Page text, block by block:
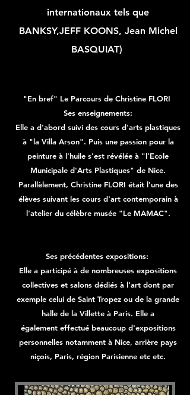
internationaux tels que
BANKSY,JEFF KOONS, Jean Michel
BASQUIAT)
"En bref" Le Parcours de Christine FLORI
Ses enseignements:
Elle a d'abord suivi des cours d'arts plastiques
à "la Villa Arson". Puis une passion pour la
peinture à l'huile s'est révélée à "l'Ecole
Municipale d'Arts Plastiques" de Nice.
Parallèlement, Christine FLORI était l'une des
élèves suivant les cours d'art contemporain à
l'atelierdu célèbre musée "Le MAMAC".
Ses précédentes expositions:
Elle a participé à de nombreuses expositions
collectives et salons dédiés à l'art dont par
exemple celui de Saint Tropez ou de la grande
halle de la Villette à Paris. Elle a
égalementeffectué beaucoup d'expositions
personnelles notamment à Nice, arrière pays
niçois, Paris, région Parisienne etc etc.